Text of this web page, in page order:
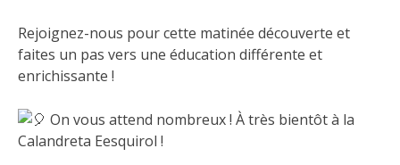
Rejoignez-nous pour cette matinée découverte et
faites un pas vers une éducation différente et
enrichissante !
On vous attend nombreux ! À très bientôt à la
Calandreta Eesquirol !